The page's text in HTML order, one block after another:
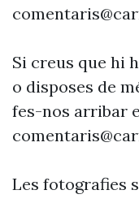
Si creus que hi
o disposes de
fes-nos arribar
Les fotografies